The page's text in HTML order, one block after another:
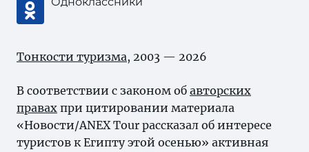
Тонкости туризма, 2003 — 2026
В соответствии с законом об авторских
правах при цитировании материала
«Новости/ANEX Tour рассказал об интересе
туристов к Египту этой осенью» активная